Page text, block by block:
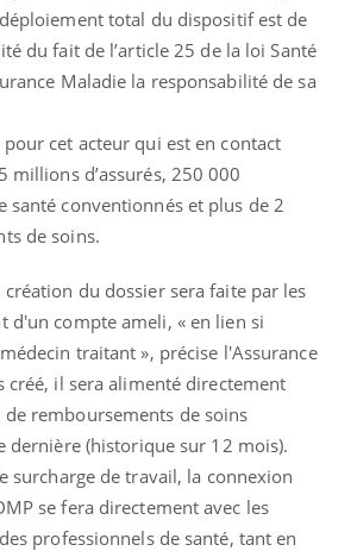
total du dispositif est de
du fait de l’article 25 de la loi Santé
Maladie la responsabilité de sa
cet acteur qui est en contact
millions d’assurés, 250 000
santé conventionnés et plus de 2
de soins.
du dossier sera faite par les
d'un compte ameli, « en lien si
traitant », précise l'Assurance
créé, il sera alimenté directement
de remboursements de soins
dernière (historique sur 12 mois).
surcharge de travail, la connexion
se fera directement avec les
professionnels de santé, tant en